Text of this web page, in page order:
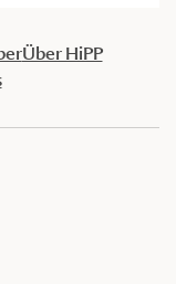
Über HiPP